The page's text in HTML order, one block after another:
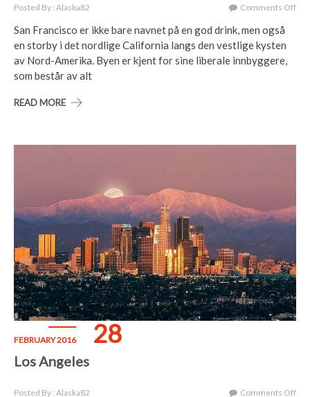
Posted By : Alaska82 Comments OffOn
San Francisco er ikke bare navnet på en god drink, men også
en storby i det nordlige California langs den vestlige kysten
av Nord-Amerika. Byen er kjent for sine liberale innbyggere,
som består av alt
READ MORE
FEBRUARY 2016 28
Los Angeles
Posted By : Alaska82 Comments OffOn